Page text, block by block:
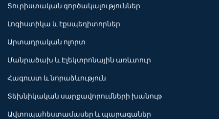
Տուրիստական գործակալություններ
Լոգիստիկա և էքսպեդիտորներ
Արտադրական ոլորտ
Մանրածախ և Էլեկտրոնային առևտուր
Հագուստ և նորաձևություն
Տեխնիկական սարքավորումների խանութ
Ավտոպահեստամասեր և պարագաներ